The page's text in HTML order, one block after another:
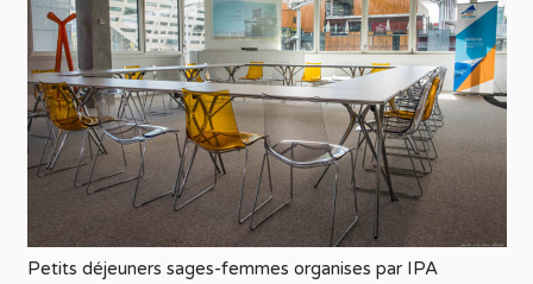
Petits déjeuners sages-femmes organises par IPA